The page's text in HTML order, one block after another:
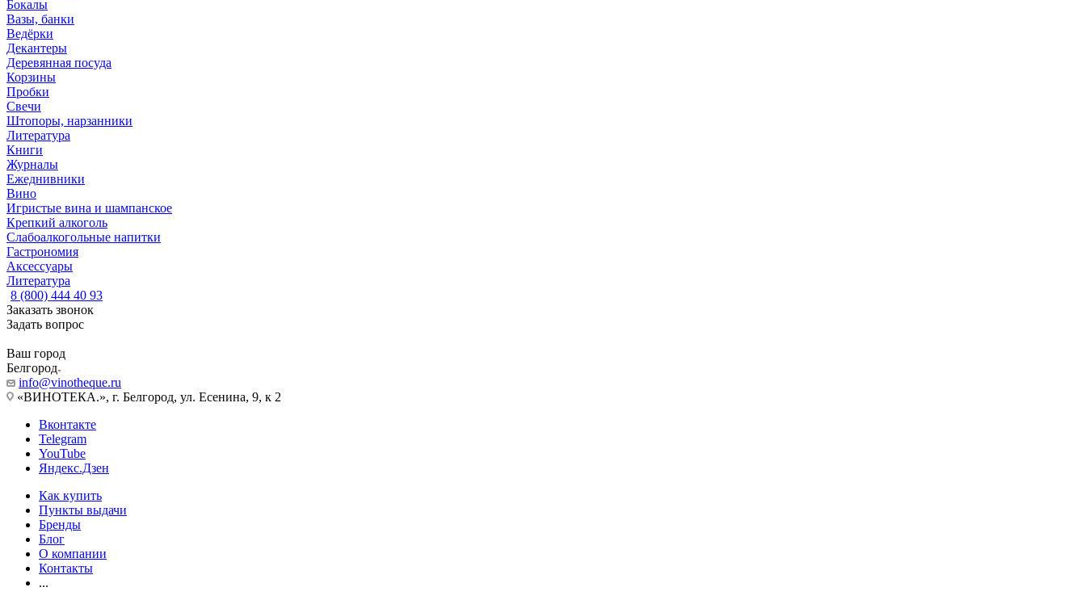
Бокалы
Вазы, банки
Ведёрки
Декантеры
Деревянная посуда
Корзины
Пробки
Свечи
Штопоры, нарзанники
Литература
Книги
Журналы
Ежеднивники
Вино
Игристые вина и шампанское
Крепкий алкоголь
Слабоалкогольные напитки
Гастрономия
Аксессуары
Литература
8 (800) 444 40 93
Заказать звонок
Задать вопрос
Ваш город
Белгород
info@vinotheque.ru
«ВИНОТЕКА.», г. Белгород, ул. Есенина, 9, к 2
Вконтакте
Telegram
YouTube
Яндекс.Дзен
Как купить
Пункты выдачи
Бренды
Блог
О компании
Контакты
...